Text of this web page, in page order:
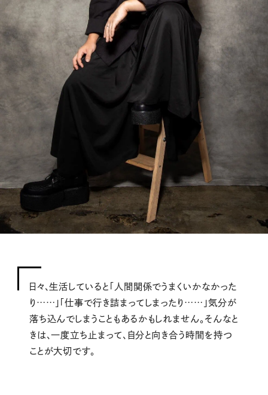
日々、生活していると「人間関係でうまくいかなかった
り……」「仕事で行き詰まってしまったり……」気分が
落ち込んでしまうこともあるかもしれません。そんなと
きは、一度立ち止まって、自分と向き合う時間を持つ
ことが大切です。